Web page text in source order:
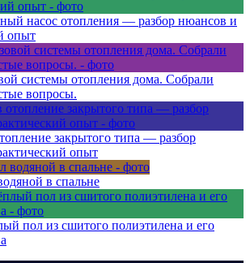
насос отопления — разбор нюансов и
опыт
системы отопления дома. Собрали
вопросы.
закрытого типа — разбор
опыт
в спальне
пол из сшитого полиэтилена и его